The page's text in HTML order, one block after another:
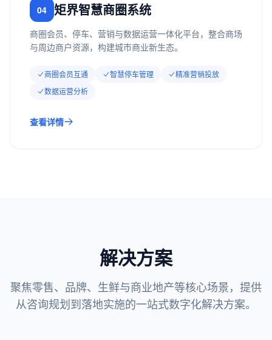
04 矩界智慧商圈系统
商圈会员、停车、营销与数据运营一体化平台，整合商场
与周边商户资源，构建城市商业新生态。
商圈会员互通 智慧停车管理
精准营销投放
数据运营分析
查看详情
解决方案
聚焦零售、品牌、生鲜与商业地产等核心场景，提供
从咨询规划到落地实施的一站式数字化解决方案。